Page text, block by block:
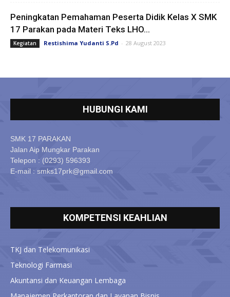
Peningkatan Pemahaman Peserta Didik Kelas X SMK
17 Parakan pada Materi Teks LHO...
Kegiatan Restishima Yudanti S.Pd - 28 August 2023
HUBUNGI KAMI
SMK 17 PARAKAN
Jalan Aip Mungkar Parakan
Telepon : (0293) 596393
E-mail : smks17prk@gmail.com
KOMPETENSI KEAHLIAN
TKJ dan Telekomunikasi
Teknologi Farmasi
Akuntansi dan Keuangan Lembaga